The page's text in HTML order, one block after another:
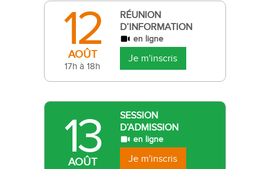
12
AOÛT
17h à 18h
RÉUNION
D’INFORMATION
en ligne
Je m'inscris
13
AOÛT
SESSION
D’ADMISSION
en ligne
Je m'inscris